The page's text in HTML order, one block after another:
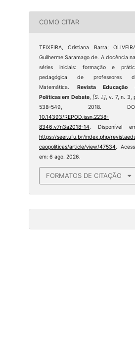
COMO CITAR
TEIXEIRA, Cristiana Barra;
Guilherme Saramago de. A docência
séries iniciais: formação e
pedagógica de professores
Matemática. Revista Educação
Políticas em Debate, [S. l.], v. 7, n. 3,
538–549, 2018.
10.14393/REPOD.issn.2238-
8346.v7n3a2018-14. Disponível
https://seer.ufu.br/index.php/
caopoliticas/article/view/47534.
em: 6 ago. 2026.
FORMATOS DE CITAÇÃO